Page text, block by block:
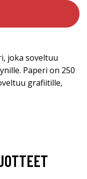
joka soveltuu
Paperi on 250
grafiitille,